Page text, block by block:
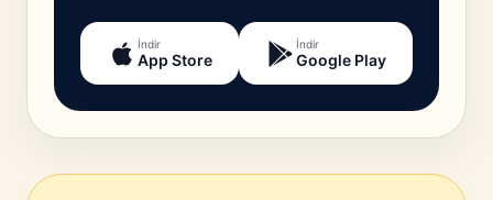
İndir
App Store
İndir
Google Play